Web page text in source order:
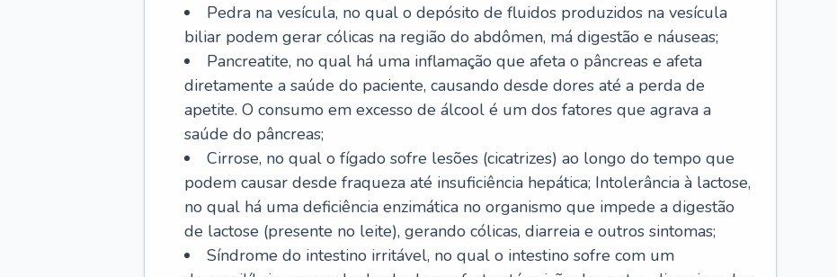
Pedra na vesícula, no qual o depósito de fluidos produzidos na vesícula
biliar podem gerar cólicas na região do abdômen, má digestão e náuseas;
Pancreatite, no qual há uma inflamação que afeta o pâncreas e afeta
diretamente a saúde do paciente, causando desde dores até a perda de
apetite. O consumo em excesso de álcool é um dos fatores que agrava a
saúde do pâncreas;
Cirrose, no qual o fígado sofre lesões (cicatrizes) ao longo do tempo que
podem causar desde fraqueza até insuficiência hepática; Intolerância à lactose,
no qual há uma deficiência enzimática no organismo que impede a digestão
de lactose (presente no leite), gerando cólicas, diarreia e outros sintomas;
Síndrome do intestino irritável, no qual o intestino sofre com um